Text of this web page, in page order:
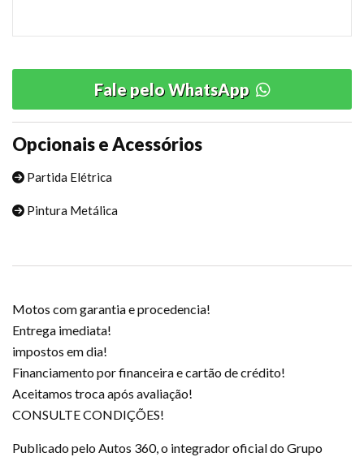
Fale pelo WhatsApp
Opcionais e Acessórios
Partida Elétrica
Pintura Metálica
Motos com garantia e procedencia!
Entrega imediata!
impostos em dia!
Financiamento por financeira e cartão de crédito!
Aceitamos troca após avaliação!
CONSULTE CONDIÇÕES!
Publicado pelo Autos 360, o integrador oficial do Grupo